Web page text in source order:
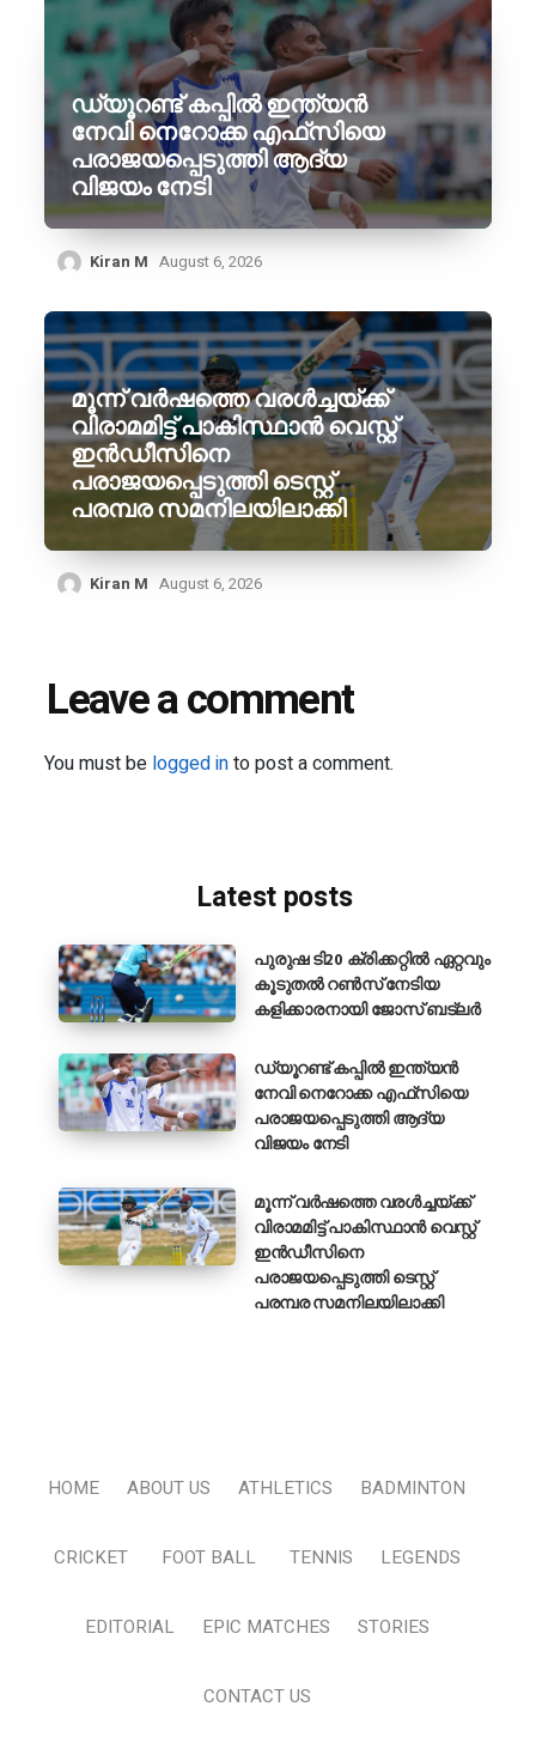
ഡ്യൂറണ്ട് കപ്പിൽ ഇന്ത്യൻ
നേവി നെറോക്ക എഫ്‌സിയെ
പരാജയപ്പെടുത്തി ആദ്യ
വിജയം നേടി
Kiran M August 6, 2026
മൂന്ന് വർഷത്തെ വരൾച്ചയ്ക്ക്
വിരാമമിട്ട് പാകിസ്ഥാൻ വെസ്റ്റ്
ഇൻഡീസിനെ
പരാജയപ്പെടുത്തി ടെസ്റ്റ്
പരമ്പര സമനിലയിലാക്കി
Kiran M August 6, 2026
Leave a comment
You must be logged into post a comment.
Latest posts
പുരുഷ ടി20 ക്രിക്കറ്റിൽ ഏറ്റവും
കൂടുതൽ റൺസ് നേടിയ
കളിക്കാരനായി ജോസ് ബട്‌ലർ
ഡ്യൂറണ്ട് കപ്പിൽ ഇന്ത്യൻ
നേവി നെറോക്ക എഫ്‌സിയെ
പരാജയപ്പെടുത്തി ആദ്യ
വിജയം നേടി
മൂന്ന് വർഷത്തെ വരൾച്ചയ്ക്ക്
വിരാമമിട്ട് പാകിസ്ഥാൻ വെസ്റ്റ്
ഇൻഡീസിനെ
പരാജയപ്പെടുത്തി ടെസ്റ്റ്
പരമ്പര സമനിലയിലാക്കി
HOME ABOUT US ATHLETICS BADMINTON
CRICKET FOOT BALL TENNIS LEGENDS
EDITORIAL EPIC MATCHES STORIES
CONTACT US